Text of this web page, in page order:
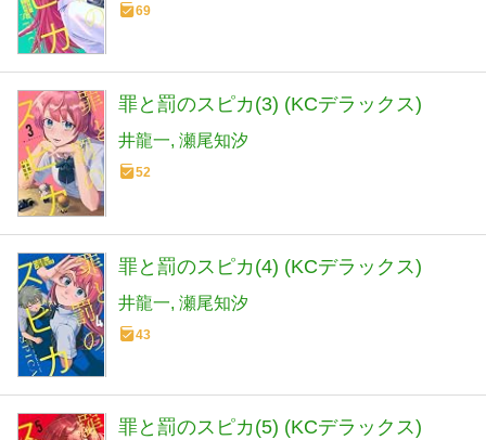
69
罪と罰のスピカ(3) (KCデラックス)
井龍一 瀬尾知汐
52
罪と罰のスピカ(4) (KCデラックス)
井龍一 瀬尾知汐
43
罪と罰のスピカ(5) (KCデラックス)